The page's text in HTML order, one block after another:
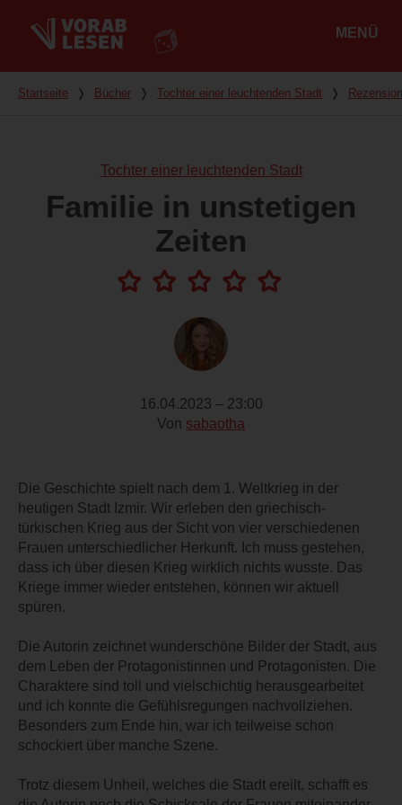
MENÜ
Du bist hier
Startseite ❭ Bücher ❭ Tochter einer leuchtenden Stadt ❭
Tochter einer leuchtenden Stadt
Familie in unstetigen
Zeiten
16.04.2023 – 23:00
Von sabaotha
Die Geschichte spielt nach dem 1. Weltkrieg in der
heutigen Stadt Izmir. Wir erleben den griechisch-
türkischen Krieg aus der Sicht von vier verschiedenen
Frauen unterschiedlicher Herkunft. Ich muss gestehen,
dass ich über diesen Krieg wirklich nichts wusste. Das
Kriege immer wieder entstehen, können wir aktuell
spüren.
Die Autorin zeichnet wunderschöne Bilder der Stadt, aus
dem Leben der Protagonistinnen und Protagonisten. Die
Charaktere sind toll und vielschichtig herausgearbeitet
und ich konnte die Gefühlsregungen nachvollziehen.
Besonders zum Ende hin, war ich teilweise schon
schockiert über manche Szene.
Trotz diesem Unheil, welches die Stadt ereilt, schafft es